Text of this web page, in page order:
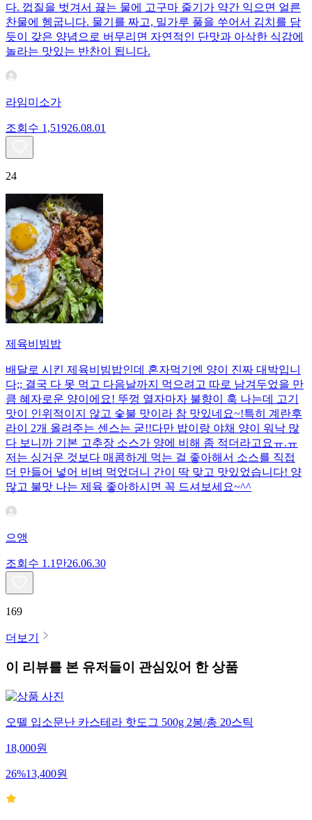
다. 껍질을 벗겨서 끓는 물에 고구마 줄기가 약간 익으면 얼른
찬물에 헹굽니다. 물기를 짜고, 밀가루 풀을 쑤어서 김치를 담
듯이 갖은 양념으로 버무리면 자연적인 단맛과 아삭한 식감에
놀라는 맛있는 반찬이 됩니다.
라임미소가
조회수 1,51926.08.01
24
제육비빔밥
배달로 시킨 제육비빔밥인데 혼자먹기엔 양이 진짜 대박입니
다;; 결국 다 못 먹고 다음날까지 먹으려고 따로 남겨두었을 만
큼 혜자로운 양이에요! 뚜껑 열자마자 불향이 훅 나는데 고기
맛이 인위적이지 않고 숯불 맛이라 참 맛있네요~!특히 계란후
라이 2개 올려주는 센스는 굳!! ​다만 밥이랑 야채 양이 워낙 많
다 보니까 기본 고추장 소스가 양에 비해 좀 적더라고요ㅠ.ㅠ
저는 싱거운 것보다 매콤하게 먹는 걸 좋아해서 소스를 직접
더 만들어 넣어 비벼 먹었더니 간이 딱 맞고 맛있었습니다! 양
많고 불맛 나는 제육 좋아하시면 꼭 드셔보세요~^^
으앵
조회수 1.1만26.06.30
169
더보기
이 리뷰를 본 유저들이 관심있어 한 상품
오뗄 입소문난 카스테라 핫도그 500g 2봉/총 20스틱
18,000원
26%13,400원